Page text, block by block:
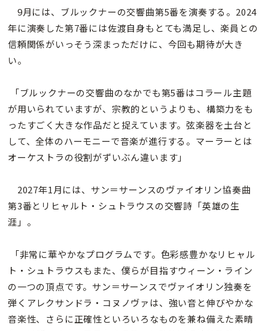
9月には、ブルックナーの交響曲第5番を演奏する。2024
年に演奏した第7番には佐渡自身もとても満足し、楽員との
信頼関係がいっそう深まっただけに、今回も期待が大き
い。
「ブルックナーの交響曲のなかでも第5番はコラール主題
が用いられていますが、宗教的というよりも、構築力をも
ったすごく大きな作品だと捉えています。弦楽器を土台と
して、全体のハーモニーで音楽が進行する。マーラーとは
オーケストラの役割がずいぶん違います」
2027年1月には、サン＝サーンスのヴァイオリン協奏曲
第3番とリヒャルト・シュトラウスの交響詩「英雄の生
涯」。
「非常に華やかなプログラムです。色彩感豊かなリヒャル
ト・シュトラウスもまた、僕らが目指すウィーン・ライン
の一つの頂点です。サン＝サーンスでヴァイオリン独奏を
弾くアレクサンドラ・コヌノヴァは、強い音と伸びやかな
音楽性、さらに正確性といろいろなものを兼ね備えた素晴